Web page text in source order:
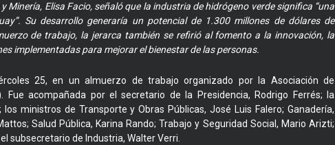
Minería, Elisa Facio, señaló que la industria de hidrógeno verde significa “una
Su desarrollo generaría un potencial de 1.300 millones de dólares de
de trabajo, la jerarca también se refirió al fomento a la innovación, la
implementadas para mejorar el bienestar de las personas.
25, en un almuerzo de trabajo organizado por la Asociación de
Fue acompañada por el secretario de la Presidencia, Rodrigo Ferrés; la
ministros de Transporte y Obras Públicas, José Luis Falero; Ganadería,
Salud Pública, Karina Rando; Trabajo y Seguridad Social, Mario Arizti;
subsecretario de Industria, Walter Verri.